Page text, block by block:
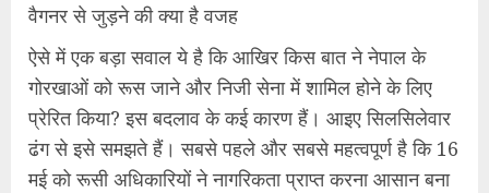
वैगनर से जुड़ने की क्या है वजह
ऐसे में एक बड़ा सवाल ये है कि आखिर किस बात ने नेपाल के
गोरखाओं को रूस जाने और निजी सेना में शामिल होने के लिए
प्रेरित किया? इस बदलाव के कई कारण हैं। आइए सिलसिलेवार
ढंग से इसे समझते हैं। सबसे पहले और सबसे महत्वपूर्ण है कि 16
मई को रूसी अधिकारियों ने नागरिकता प्राप्त करना आसान बना